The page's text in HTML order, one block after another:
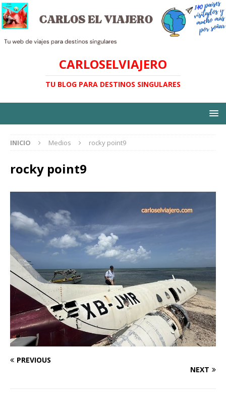
CARLOSELVIAJERO
TU BLOG PARA DESTINOS SINGULARES
INICIO Medios rocky point9
rocky point9
PREVIOUS
NEXT